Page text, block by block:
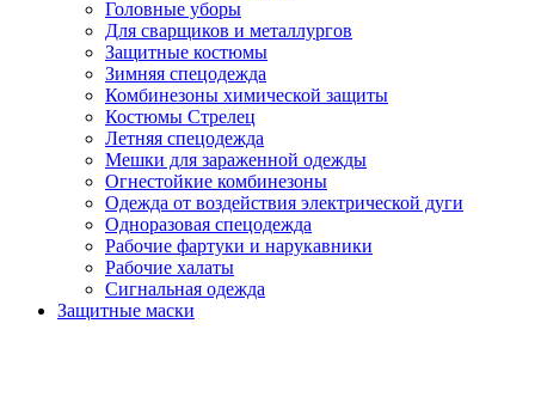
Головные уборы
Для сварщиков и металлургов
Защитные костюмы
Зимняя спецодежда
Комбинезоны химической защиты
Костюмы Стрелец
Летняя спецодежда
Мешки для зараженной одежды
Огнестойкие комбинезоны
Одежда от воздействия электрической дуги
Одноразовая спецодежда
Рабочие фартуки и нарукавники
Рабочие халаты
Сигнальная одежда
Защитные маски